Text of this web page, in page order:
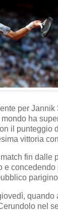
per
ha
il punteggio
vittoria
fin dalle
e concedendo
quando
nel